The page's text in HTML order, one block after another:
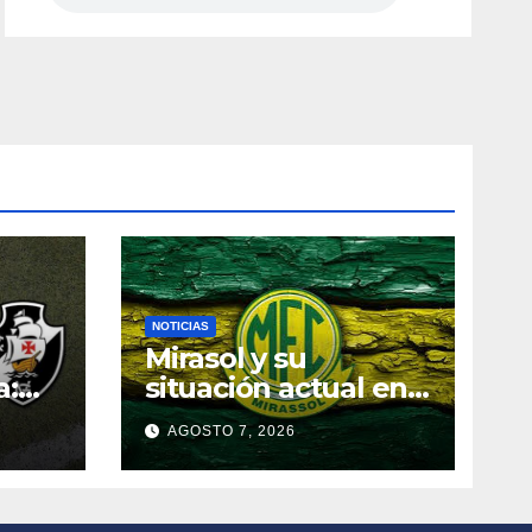
NOTICIAS
Mirasol y su
situación actual en
2026
AGOSTO 7, 2026